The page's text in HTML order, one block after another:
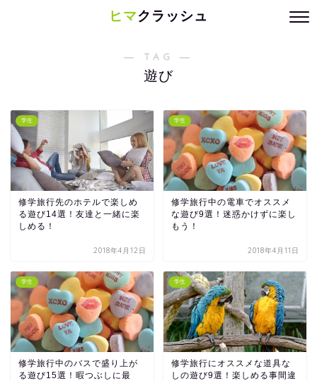
ヒマクラッシュ
― TAG ―
遊び
学生
修学旅行先のホテルで楽しめ
る遊び14選！友達と一緒に楽
しめる！
2018年4月12日
学生
修学旅行中の電車でオススメ
な遊び9選！迷惑かけずに楽し
もう！
2018年4月11日
学生
修学旅行中のバスで盛り上が
る遊び15選！暇つぶしに最
学生
修学旅行にオススメな道具な
しの遊び9選！楽しめる事間違